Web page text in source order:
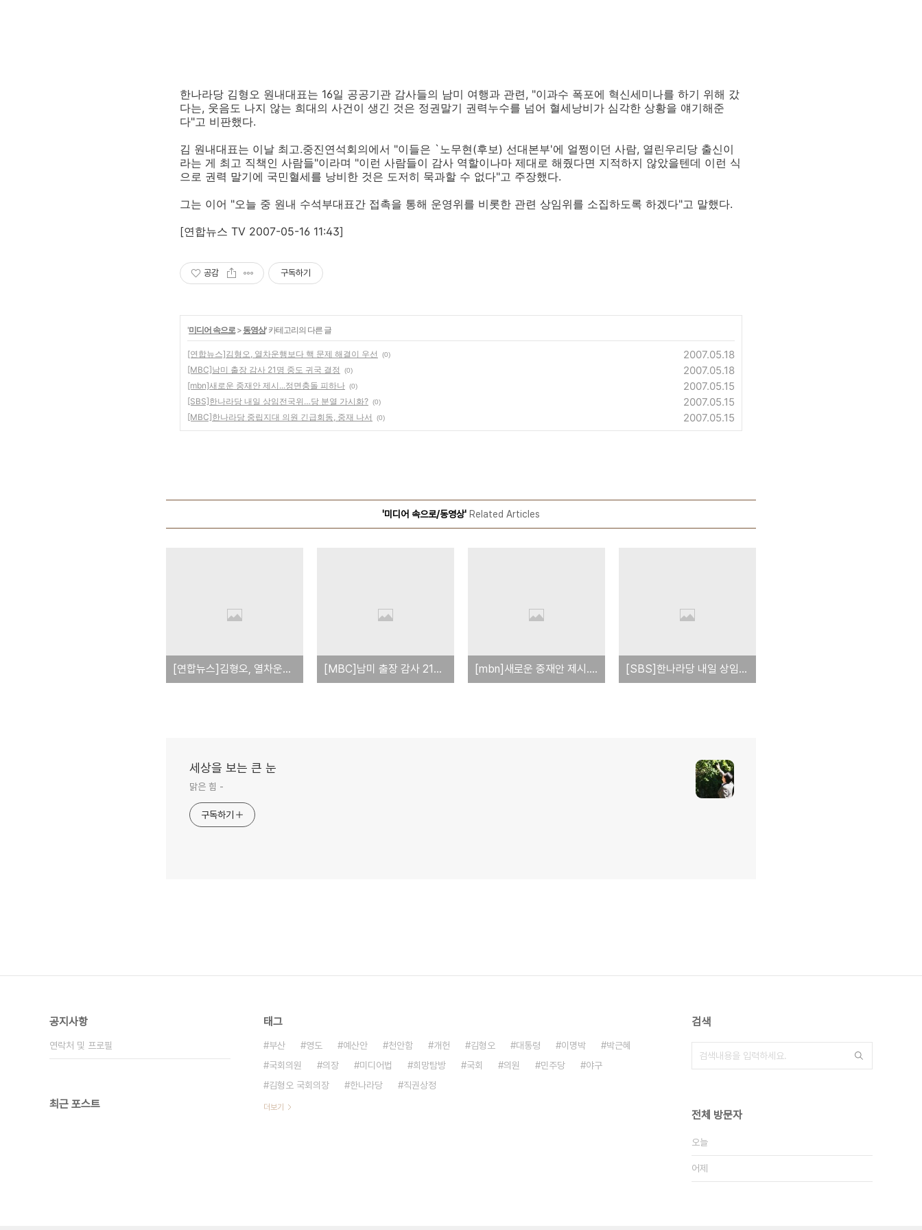
한나라당 김형오 원내대표는 16일 공공기관 감사들의 남미 여행과 관련, "이과수 폭포에 혁신세미나를 하기 위해 갔
다는, 웃음도 나지 않는 희대의 사건이 생긴 것은 정권말기 권력누수를 넘어 혈세낭비가 심각한 상황을 얘기해준
다"고 비판했다.
김 원내대표는 이날 최고.중진연석회의에서 "이들은 `노무현(후보) 선대본부'에 얼쩡이던 사람, 열린우리당 출신이
라는 게 최고 직책인 사람들"이라며 "이런 사람들이 감사 역할이나마 제대로 해줬다면 지적하지 않았을텐데 이런 식
으로 권력 말기에 국민혈세를 낭비한 것은 도저히 묵과할 수 없다"고 주장했다.
그는 이어 "오늘 중 원내 수석부대표간 접촉을 통해 운영위를 비롯한 관련 상임위를 소집하도록 하겠다"고 말했다.
[연합뉴스 TV 2007-05-16 11:43]
공감 구독하기
'미디어 속으로> 동영상' 카테고리의 다른 글
[연합뉴스]김형오, 열차운행보다 핵 문제 해결이 우선 (0) 2007.05.18
[MBC]남미 출장 감사 21명 중도 귀국 결정 (0) 2007.05.18
[mbn]새로운 중재안 제시...정면충돌 피하나 (0) 2007.05.15
[SBS]한나라당 내일 상임전국위…당 분열 가시화? (0) 2007.05.15
[MBC]한나라당 중립지대 의원 긴급회동, 중재 나서 (0) 2007.05.15
'미디어 속으로/동영상' Related Articles
[연합뉴스]김형오, 열차운행보다 핵 문제 해결이 우선 [MBC]남미 출장 감사 21명 중도 귀국 결정 [mbn]새로운 중재안 제시...정면충돌 피하나 [SBS]한나라당 내일 상임전국위…당 분열 가시화?
세상을 보는 큰 눈
맑은 힘 -
구독하기
공지사항
연락처 및 프로필
최근 포스트
태그
부산 영도 예산안 천안함 개헌 김형오 대통령 이명박
박근혜
국회의원
의장 미디어법 희망탐방 국회 의원 민주당
야구
김형오 국회의장
한나라당 직권상정
더보기
검색
전체 방문자
오늘
어제